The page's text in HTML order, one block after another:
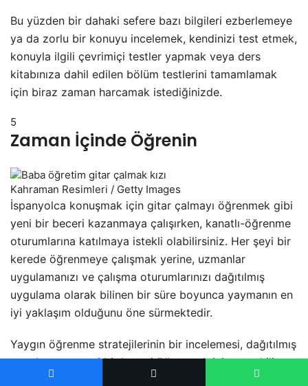
Bu yüzden bir dahaki sefere bazı bilgileri ezberlemeye
ya da zorlu bir konuyu incelemek, kendinizi test etmek,
konuyla ilgili çevrimiçi testler yapmak veya ders
kitabınıza dahil edilen bölüm testlerini tamamlamak
için biraz zaman harcamak istediğinizde.
5
Zaman İçinde Öğrenin
Kahraman Resimleri / Getty Images
İspanyolca konuşmak için gitar çalmayı öğrenmek gibi
yeni bir beceri kazanmaya çalışırken, kanatlı-öğrenme
oturumlarına katılmaya istekli olabilirsiniz. Her şeyi bir
kerede öğrenmeye çalışmak yerine, uzmanlar
uygulamanızı ve çalışma oturumlarınızı dağıtılmış
uygulama olarak bilinen bir süre boyunca yaymanın en
iyi yaklaşım olduğunu öne sürmektedir.
Yaygın öğrenme stratejilerinin bir incelemesi, dağıtılmış
uygulamanın yeni bir beceri öğrenmek için en etkili
stratejilerden biri olduğunu bulmuştur. Bu yüzden,